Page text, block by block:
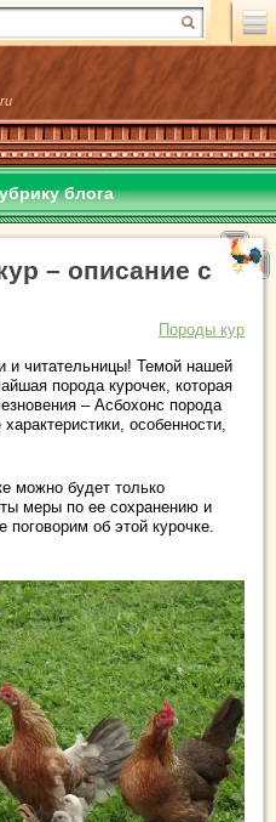
блога
– описание с
Породы кур
и читательницы! Темой нашей
порода курочек, которая
– Асбохонс порода
особенности,
можно будет только
меры по ее сохранению и
поговорим об этой курочке.